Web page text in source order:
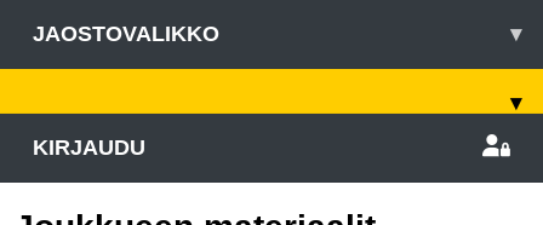
JAOSTOVALIKKO ▾
▾
KIRJAUDU